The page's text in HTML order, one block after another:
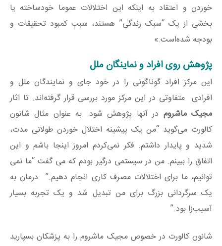
خوردن و اعتقاد به اینکه این اختلالات عموما خودساخته یا
بخشی از یک “سبک زندگی” هستند، سبب کمبود تحقیقات و
بودجه شده‌است.»
پژوهش‌ روی افراد و نماینگان ملل
این مرکز افراد گوناگونی را در خود جای و نمایندگان ملل و
افرادی متفاوتی در این مرکز مورد بررسی قرار گرفته‌اند. تا اثار
مجیک ماشروم در آنها پژوهش شود. به عنوان مثال شانون
کالورت می‌گوید “من یک پیشینه اختلال خوردن طولانی مدت،
شدید و پایدار داشتم. فکر نمی‌کردم امروز اینجا باشم و این
اتفاق را ببینم. من در سیستمی درگیر بودم که می گفت “ما نمی
توانیم، ما برای اختلالات مصرف کاری انجام دهیم.” درمان به
یک سرگردانی بزرگ برای من تبدیل شد و یک تجربه بسیار
آسیب‌زا بود.”
شانون کالورت در خصوص مجیک ماشروم را به پزشکان بسپارید